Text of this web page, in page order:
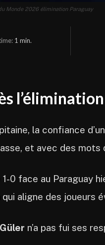
Monde 2026 élimination Paraguay
1 min.
la confiance
et avec des mots
1-0 face au Paraguay
aligne des joueurs
Güler n’a pas fui ses